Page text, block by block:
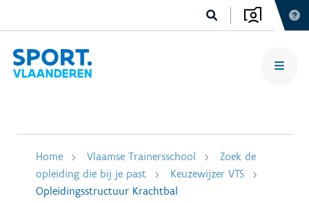
Home Vlaamse Trainersschool
Zoek de
opleiding die bij je past
Keuzewijzer VTS
Opleidingsstructuur Krachtbal